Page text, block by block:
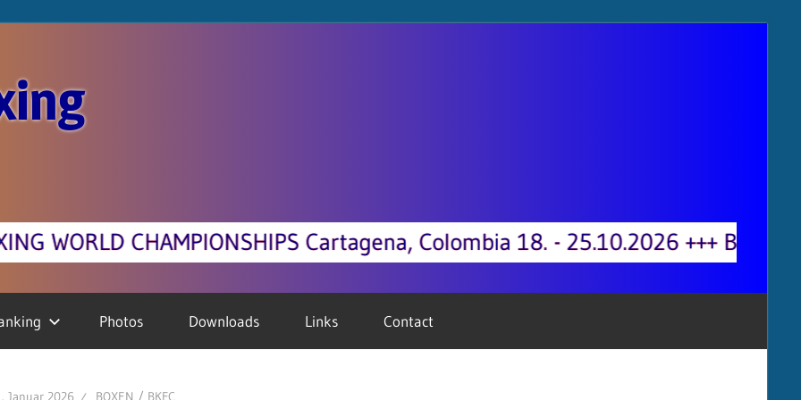
Colombia 18. - 25.10.2026 +++ BOXING Austrian Championships
Photos Downloads Links Contact
Januar 2026 BOXEN / BKFC